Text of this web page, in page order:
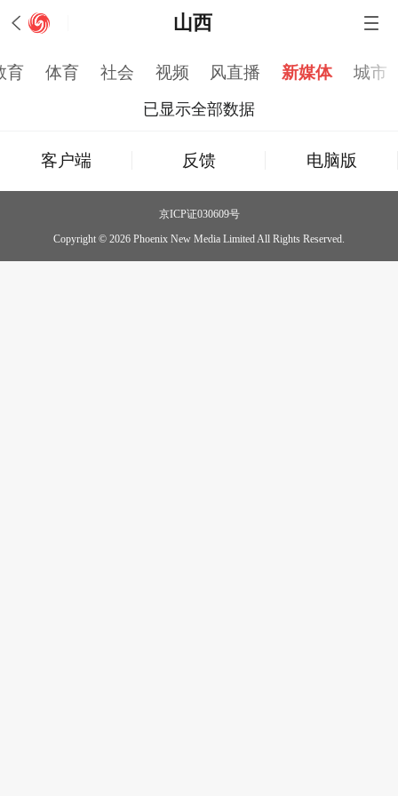
山西
育 体育 社会 视频 风直播 新媒体 城市
已显示全部数据
客户端 反馈 电脑版
京ICP证030609号
Copyright © 2026 Phoenix New Media Limited All Rights Reserved.